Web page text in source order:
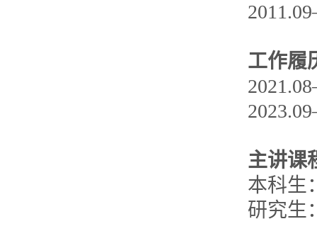
工作履
主讲课
本科生
研究生